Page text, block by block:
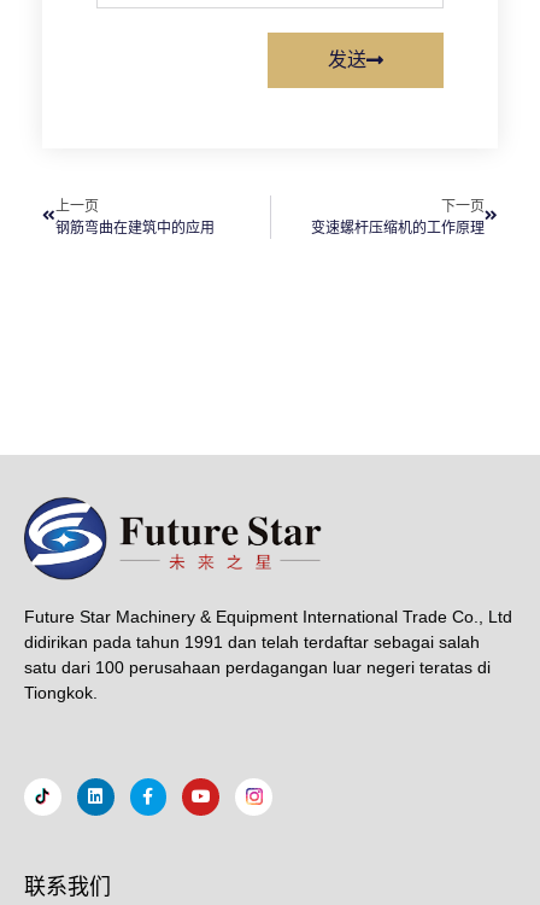
发送
上一页
钢筋弯曲在建筑中的应用
下一页
变速螺杆压缩机的工作原理
Future Star Machinery & Equipment International Trade Co., Ltd
didirikan pada tahun 1991 dan telah terdaftar sebagai salah
satu dari 100 perusahaan perdagangan luar negeri teratas di
Tiongkok.
联系我们